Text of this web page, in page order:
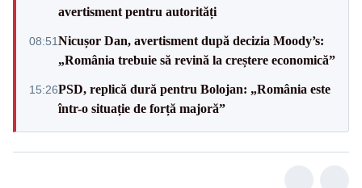
avertisment pentru autorități
08:51Nicușor Dan, avertisment după decizia Moody’s:
„România trebuie să revină la creștere economică”
15:26PSD, replică dură pentru Bolojan: „România este
într-o situație de forță majoră”